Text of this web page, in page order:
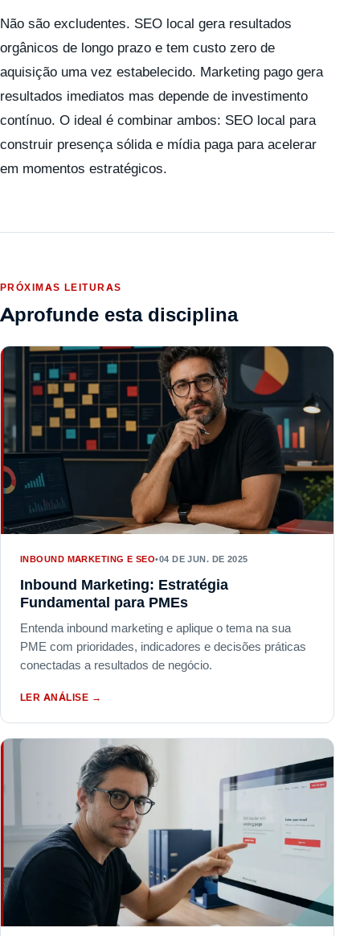
Não são excludentes. SEO local gera resultados
orgânicos de longo prazo e tem custo zero de
aquisição uma vez estabelecido. Marketing pago gera
resultados imediatos mas depende de investimento
contínuo. O ideal é combinar ambos: SEO local para
construir presença sólida e mídia paga para acelerar
em momentos estratégicos.
PRÓXIMAS LEITURAS
Aprofunde esta disciplina
INBOUND MARKETING E SEO•04 DE JUN. DE 2025
Inbound Marketing: Estratégia
Fundamental para PMEs
Entenda inbound marketing e aplique o tema na sua
PME com prioridades, indicadores e decisões práticas
conectadas a resultados de negócio.
LER ANÁLISE →